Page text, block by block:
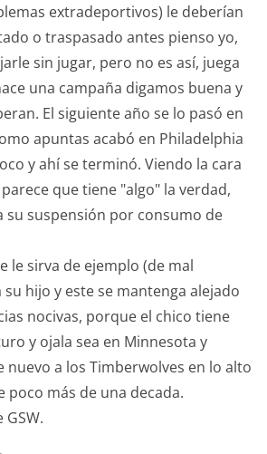
extradeportivos) le deberían
o traspasado antes pienso yo,
sin jugar, pero no es así, juega
una campaña digamos buena y
El siguiente año se lo pasó en
apuntas acabó en Philadelphia
y ahí se terminó. Viendo la cara
que tiene "algo" la verdad,
su suspensión por consumo de
le sirva de ejemplo (de mal
su hijo y este se mantenga alejado
nocivas, porque el chico tiene
y ojala sea en Minnesota y
nuevo a los Timberwolves en lo alto
poco más de una decada.
GSW.